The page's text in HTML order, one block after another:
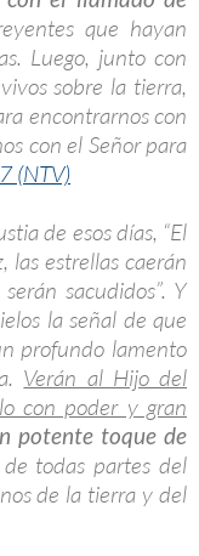
que hayan
Luego, junto con
sobre la tierra,
encontrarnos con
con el Señor para
(NTV)
de esos días, “El
las estrellas caerán
sacudidos”. Y
la señal de que
profundo lamento
Verán al Hijo del
con poder y gran
potente toque de
todas partes del
de la tierra y del